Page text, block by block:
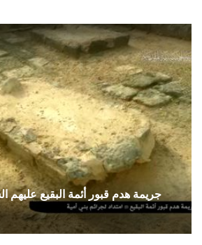
جريمة هدم قبور أئمة البقيع عليهم